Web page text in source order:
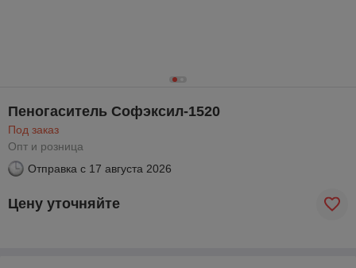
Пеногаситель Софэксил-1520
Под заказ
Опт и розница
Отправка с 17 августа 2026
Цену уточняйте